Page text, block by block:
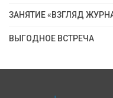
ЗАНЯТИЕ «ВЗГЛЯД
ВЫГОДНОЕ ВСТРЕЧА